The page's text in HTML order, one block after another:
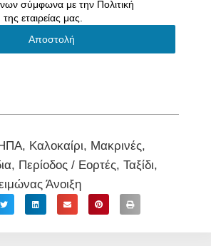
σύμφωνα με την Πολιτική
της εταιρείας μας.
Αποστολή
, Καλοκαίρι, Μακρινές,
, Περίοδος / Εορτές, Ταξίδι,
Άνοιξη